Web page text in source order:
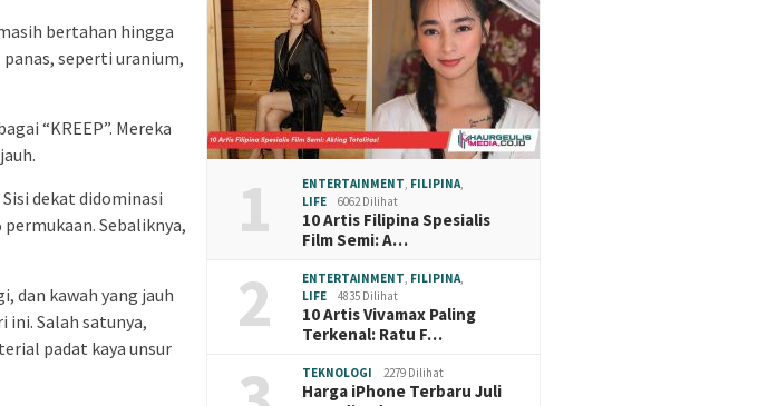
bertahan hingga
seperti uranium,
“KREEP”. Mereka
dekat didominasi
Sebaliknya,
dan kawah yang jauh
Salah satunya,
padat kaya unsur
1 ENTERTAINMENT FILIPINA
LIFE
6062 Dilihat
10 Artis Filipina Spesialis
Film Semi: A…
2 ENTERTAINMENT FILIPINA
LIFE
4835 Dilihat
10 Artis Vivamax Paling
Terkenal: Ratu F…
TEKNOLOGI 2279 Dilihat
Harga iPhone Terbaru Juli